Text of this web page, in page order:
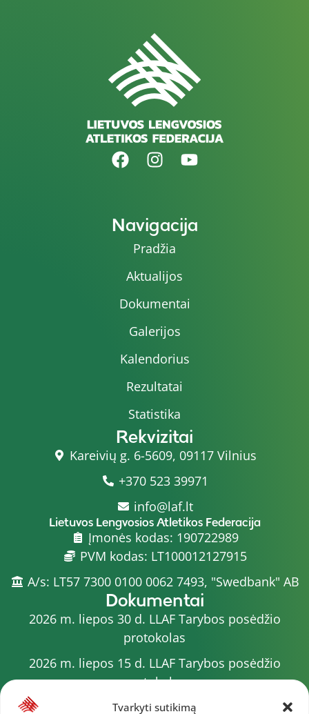
Tvarkyti sutikimą
Navigacija
Pradžia
Aktualijos
Dokumentai
Galerijos
Kalendorius
Rezultatai
Statistika
Rekvizitai
Kareivių g. 6-5609, 09117 Vilnius
+370 523 39971
info@laf.lt
Lietuvos Lengvosios Atletikos Federacija
Įmonės kodas: 190722989
PVM kodas: LT100012127915
A/s: LT57 7300 0100 0062 7493, "Swedbank" AB
Dokumentai
2026 m. liepos 30 d. LLAF Tarybos posėdžio
protokolas
2026 m. liepos 15 d. LLAF Tarybos posėdžio
protokolas
2026 m. liepos 20 d. LLAF VK posėdžio protokolas